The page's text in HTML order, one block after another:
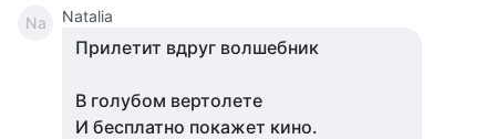
Na Natalia
Прилетит вдруг волшебник
В голубом вертолете
И бесплатно покажет кино.